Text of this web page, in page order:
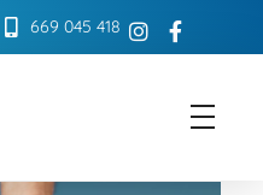
669 045 418